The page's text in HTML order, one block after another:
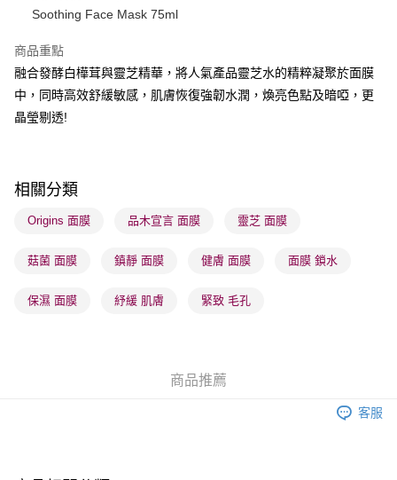
送貨方式
每筆HK$65.00，滿HK$300.00或以上免運費
順豐站及營業點 - 確認發貨後1-3個工作天送達
每筆HK$65.00，滿HK$300.00或以上免運費
每筆HK$65.00，滿HK$300.00或以上免運費
(香港門市) 只顯示可選門市。確認發貨後2-5個工作天到店，3天內
取。逾期會取消訂單，並不會安排重寄
(澳門門市) 只顯示可選門市。確認發貨後2-5個工作天到店，3天內
澳門地區配送 - 確認發貨後1-4個工作天送達
Soothing Face Mask 75ml
商品重點
融合發酵白樺茸與靈芝精華，將人氣產品靈芝水的精粹凝聚於面膜
中，同時高效舒緩敏感，肌膚恢復強韌水潤，煥亮色點及暗啞，更
晶瑩剔透!
相關分類
Origins 面膜 品木宣言 面膜 靈芝 面膜
菇菌 面膜 鎮靜 面膜 健膚 面膜 面膜 鎖水
保濕 面膜 紓緩 肌膚 緊致 毛孔
商品推薦
客服